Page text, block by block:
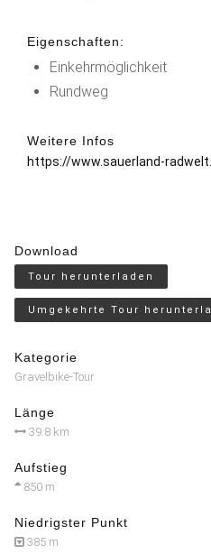
Eigenschaften:
Einkehrmöglichkeit
Rundweg
Weitere Infos
https://www.sauerland-
Download
Tour herunterladen
Umgekehrte Tour
Kategorie
Gravelbike-Tour
Länge
39.8 km
Aufstieg
850 m
Niedrigster Punkt
385 m